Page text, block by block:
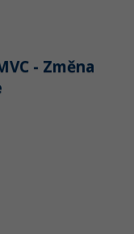
- Změna